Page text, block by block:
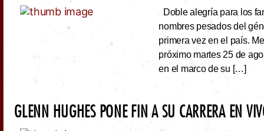
Doble alegría para los
nombres pesados del
primera vez en el país.
próximo martes 25 de
en el marco de su […]
GLENN HUGHES PONE FIN A SU CARRERA EN